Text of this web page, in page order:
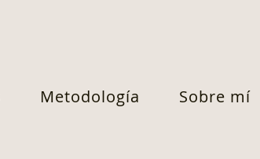
Metodología Sobre mí